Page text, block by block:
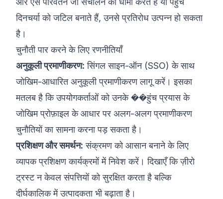
दिनचर्या को जटिल बनाते हैं, उनसे प्रतिरोध उत्पन्न हो सकता
है।
चुनौती पार करने के लिए रणनीतियाँ
अनुकूली प्रमाणीकरण: सिंगल साइन-ऑन (SSO) के साथ
जोखिम-आधारित अनुकूली प्रमाणीकरण लागू करें। इसका
मतलब है कि उपयोगकर्ताओं को उनके ��हुंच प्रयास के
जोखिम प्रोफ़ाइल के आधार पर अलग-अलग प्रमाणीकरण
चुनौतियों का सामना करना पड़ सकता है।
प्रशिक्षण और समर्थन: संक्रमण को आसान बनाने के लिए
व्यापक प्रशिक्षण कार्यक्रमों में निवेश करें। दिखाएँ कि ज़ीरो
ट्रस्ट न केवल संपत्तियों को सुरक्षित करता है बल्कि
दीर्घकालिक में उत्पादकता भी बढ़ाता है।